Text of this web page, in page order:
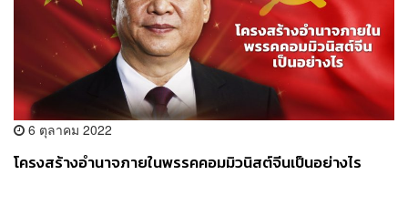
6 ตุลาคม 2022
โครงสร้างอำนาจภายในพรรคคอมมิวนิสต์จีนเป็นอย่างไร